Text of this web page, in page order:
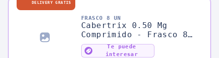
DELIVERY GRATIS
FRASCO 8 UN
Cabertrix 0.50 Mg
Comprimido - Frasco 8
UN
Te puede
interesar